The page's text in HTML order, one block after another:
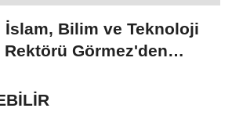
İslam, Bilim ve Teknoloji
Görmez'den